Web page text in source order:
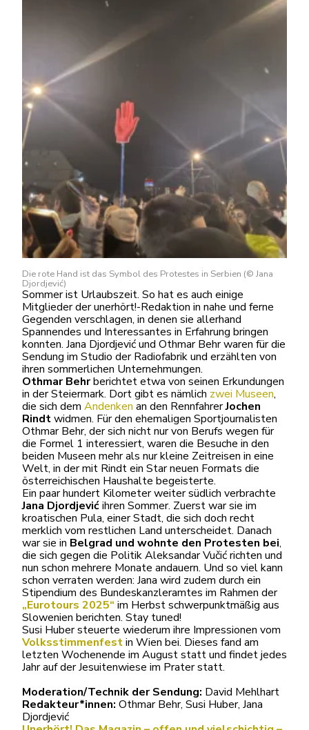
Die rote Hand ist das Symbol des Protestes in Serbien (© Jana
Djordjević)
Sommer ist Urlaubszeit. So hat es auch einige
Mitglieder der unerhört!-Redaktion in nahe und ferne
Gegenden verschlagen, in denen sie allerhand
Spannendes und Interessantes in Erfahrung bringen
konnten. Jana Djordjević und Othmar Behr waren für die
Sendung im Studio der Radiofabrik und erzählten von
ihren sommerlichen Unternehmungen.
Othmar Behrberichtet etwa von seinen Erkundungen
in der Steiermark. Dort gibt es nämlich zwei Museen,
die sich dem Andenken an den RennfahrerJochen
Rindtwidmen. Für den ehemaligen Sportjournalisten
Othmar Behr, der sich nicht nur von Berufs wegen für
die Formel 1 interessiert, waren die Besuche in den
beiden Museen mehr als nur kleine Zeitreisen in eine
Welt, in der mit Rindt ein Star neuen Formats die
österreichischen Haushalte begeisterte.
Ein paar hundert Kilometer weiter südlich verbrachte
Jana Djordjevićihren Sommer. Zuerst war sie im
kroatischen Pula, einer Stadt, die sich doch recht
merklich vom restlichen Land unterscheidet. Danach
war sie in Belgrad und wohnte den Protesten bei,
die sich gegen die Politik Aleksandar Vučić richten und
nun schon mehrere Monate andauern. Und so viel kann
schon verraten werden: Jana wird zudem durch ein
Stipendium des Bundeskanzleramtes im Rahmen der
„Eurotours 2025“ im Herbst schwerpunktmäßig aus
Slowenien berichten. Stay tuned!
Susi Huber steuerte wiederum ihre Impressionen vom
Volksstimmenfestin Wien bei. Dieses fand am
letzten Wochenende im August statt und findet jedes
Jahr auf der Jesuitenwiese im Prater statt.
Moderation/Technik der Sendung: David Mehlhart
Redakteur*innen: Othmar Behr, Susi Huber, Jana
Djordjević